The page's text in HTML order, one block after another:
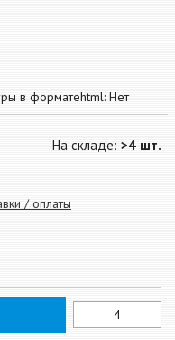
в форматеhtml: Нет
На складе: >4 шт.
/ оплаты